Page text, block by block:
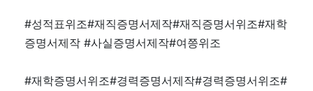
#성적표위조#재직증명서제작#재직증명서위조#재학
증명서제작 #사실증명서제작#여쯩위조
#재학증명서위조#경력증명서제작#경력증명서위조#